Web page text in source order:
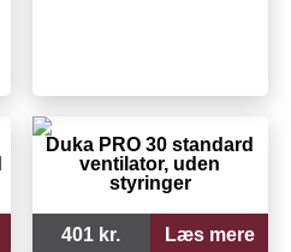
Duka PRO 30 standard
ventilator, uden
styringer
401 kr. Læs mere